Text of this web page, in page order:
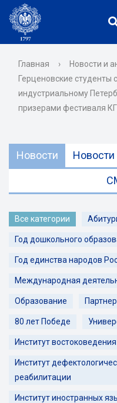
Главная › Новости и
Герценовские студенты
индустриальному
призерами фестиваля
Новости
Все категории
Год дошкольного
Год единства народов
Международная
Образование
80 лет Победе
Институт востоковедения
Институт
реабилитации
Институт иностранных